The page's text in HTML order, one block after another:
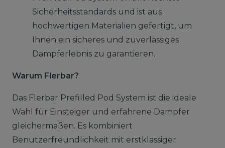
Sicherheitsstandards und ist aus
hochwertigen Materialien gefertigt, um
Ihnen ein sicheres und zuverlässiges
Dampferlebnis zu garantieren.
Warum Flerbar?
Das Flerbar Prefilled Pod System ist die ideale
Wahl für Einsteiger und erfahrene Dampfer
gleichermaßen. Es kombiniert
Benutzerfreundlichkeit mit erstklassiger